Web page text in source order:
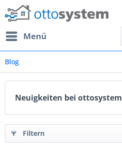
Menü
Blog
Neuigkeiten bei ottosystem
Filtern